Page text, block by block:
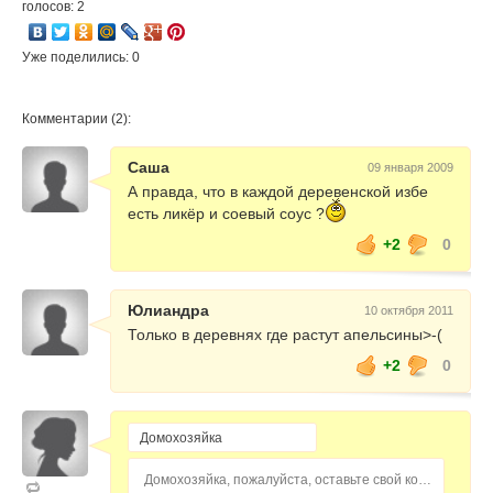
голосов: 2
Уже поделились: 0
Комментарии (2):
Саша 09 января 2009
А правда, что в каждой деревенской избе
есть ликёр и соевый соус ?
+2
0
Юлиандра 10 октября 2011
Только в деревнях где растут апельсины>-(
+2
0
Домохозяйка, пожалуйста, оставьте свой комментарий...